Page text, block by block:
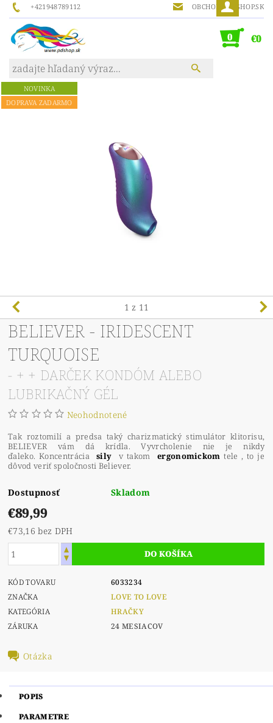
+421948789112 OBCHOD@PDSHOP.SK
0 €0
NOVINKA
DOPRAVA ZADARMO
1 z 11
BELIEVER - IRIDESCENT
TURQUOISE
- + + DARČEK KONDÓM ALEBO
LUBRIKAČNÝ GÉL
Neohodnotené
Tak roztomilí a predsa taký charizmatický stimulátor klitorisu,
BELIEVER vám dá krídla. Vyvrcholenie nie je nikdy
ďaleko. Koncentráciasily v takom ergonomickom tele , to je
dôvod veriť spoločnosti Believer.
Dostupnosť Skladom
€89,99
€73,16 bez DPH
KÓD TOVARU
6033234
ZNAČKA
LOVE TO LOVE
KATEGÓRIA
HRAČKY
ZÁRUKA
24 MESIACOV
Otázka
POPIS
PARAMETRE